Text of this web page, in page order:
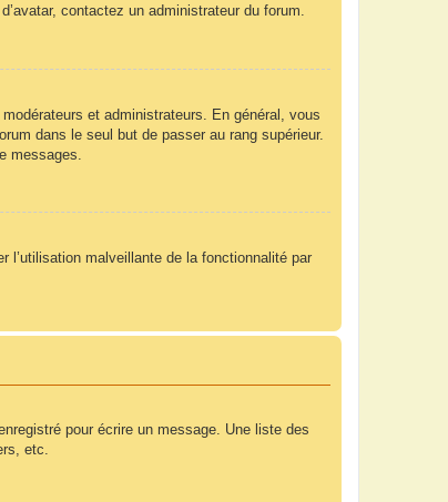
contactez un administrateur du forum.
et administrateurs. En général, vous
dans le seul but de passer au rang supérieur.
messages.
l’utilisation malveillante de la fonctionnalité par
pour écrire un message. Une liste des
etc.